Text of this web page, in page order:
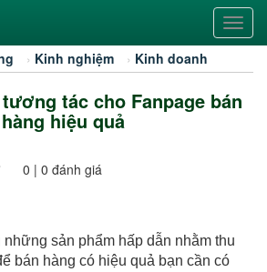
› Kinh nghiệm › Kinh doanh
tác cho Fanpage bán
hàng hiệu quả
0 | 0 đánh giá
những sản phẩm hấp dẫn nhằm thu
bán hàng có hiệu quả bạn cần có